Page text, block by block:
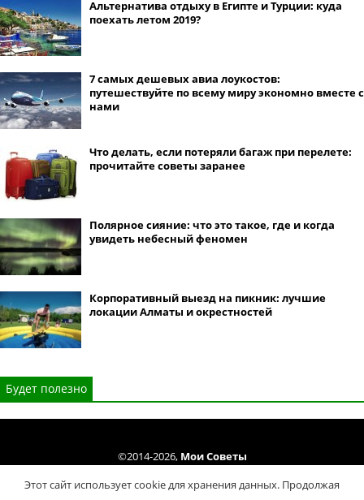
Альтернатива отдыху в Египте и Турции: куда
поехать летом 2019?
7 самых дешевых авиа лоукостов:
путешествуйте по всему миру экономно вместе с
нами
Что делать, если потеряли багаж при перелете:
прочитайте советы заранее
Полярное сияние: что это такое, где и когда
увидеть небесный феномен
Корпоративный выезд на пикник: лучшие
локации Алматы и окрестностей
Будет полезно
©2014-2026, Мои Советы
Условий использования .
Этот сайт использует cookie для хранения данных. Продолжая